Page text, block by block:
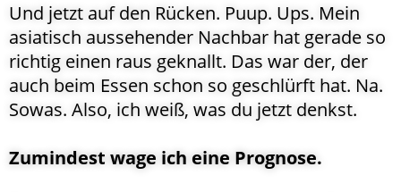
Und jetzt auf den Rücken. Puup. Ups. Mein
asiatisch aussehender Nachbar hat gerade so
richtig einen raus geknallt. Das war der, der
auch beim Essen schon so geschlürft hat. Na.
Sowas. Also, ich weiß, was du jetzt denkst.
Zumindest wage ich eine Prognose.